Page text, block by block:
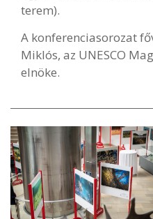
terem).
A konferenciasorozat
Miklós, az UNESCO
elnöke.